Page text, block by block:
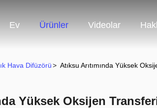
Ev Ürünler Videolar
Hava Difüzörü> Atıksu Arıtımında Yüksek
Yüksek Oksijen